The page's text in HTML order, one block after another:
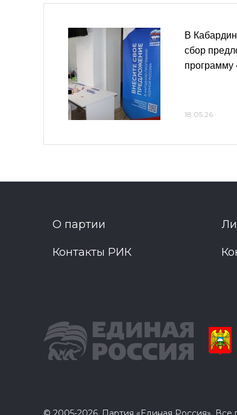
В
сбор
программу
18.05.26
О партии
Контакты РИК